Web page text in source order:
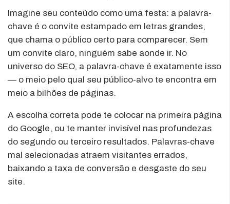
Imagine seu conteúdo como uma festa: a palavra-
chave é o convite estampado em letras grandes,
que chama o público certo para comparecer. Sem
um convite claro, ninguém sabe aonde ir. No
universo do SEO, a palavra-chave é exatamente isso
— o meio pelo qual seu público-alvo te encontra em
meio a bilhões de páginas.
A escolha correta pode te colocar na primeira página
do Google, ou te manter invisível nas profundezas
do segundo ou terceiro resultados. Palavras-chave
mal selecionadas atraem visitantes errados,
baixando a taxa de conversão e desgaste do seu
site.